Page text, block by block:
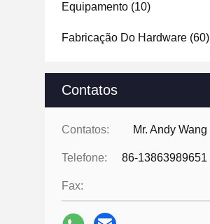
Equipamento (10)
Fabricação Do Hardware (60)
Contatos
Contatos: Mr. Andy Wang
Telefone: 86-13863989651
Fax: